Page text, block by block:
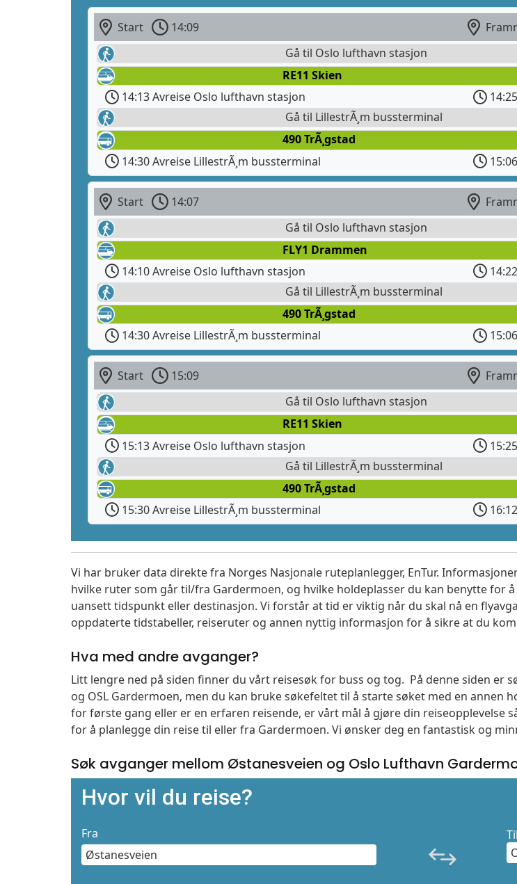
Start 14:09
Gå til Oslo lufthavn stasjon
RE11 Skien
14:13 Avreise Oslo lufthavn stasjon
Gå til LillestrÃ¸m bussterminal
490 TrÃ¸gstad
14:30 Avreise LillestrÃ¸m bussterminal
Start 14:07
Gå til Oslo lufthavn stasjon
FLY1 Drammen
14:10 Avreise Oslo lufthavn stasjon
Gå til LillestrÃ¸m bussterminal
490 TrÃ¸gstad
14:30 Avreise LillestrÃ¸m bussterminal
Start 15:09
Gå til Oslo lufthavn stasjon
RE11 Skien
15:13 Avreise Oslo lufthavn stasjon
Gå til LillestrÃ¸m bussterminal
490 TrÃ¸gstad
15:30 Avreise LillestrÃ¸m bussterminal
Vi har bruker data direkte fra Norges Nasjonale ruteplanlegger, EnTur.
hvilke ruter som går til/fra Gardermoen, og hvilke holdeplasser du kan benytte for
uansett tidspunkt eller destinasjon. Vi forstår at tid er viktig når du skal nå en
oppdaterte tidstabeller, reiseruter og annen nyttig informasjon for å sikre at du
Hva med andre avganger?
Litt lengre ned på siden finner du vårt reisesøk for buss og tog. På denne siden
og OSL Gardermoen, men du kan bruke søkefeltet til å starte søket med en annen
for første gang eller er en erfaren reisende, er vårt mål å gjøre din
for å planlegge din reise til eller fra Gardermoen. Vi ønsker deg en fantastisk og
Søk avganger mellom Østanesveien og Oslo Lufthavn
Hvor vil du reise?
Fra Til